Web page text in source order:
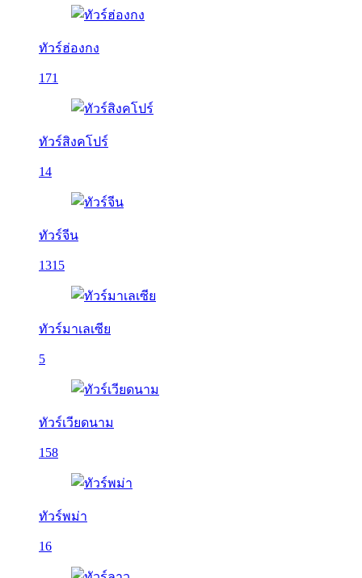
ทัวร์ฮ่องกง
171
ทัวร์สิงคโปร์
14
ทัวร์จีน
1315
ทัวร์มาเลเซีย
5
ทัวร์เวียดนาม
158
ทัวร์พม่า
16